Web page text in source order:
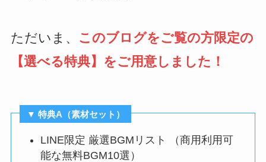
ただいま、 このブログをご覧の方限定の
【選べる特典】をご用意しました！
▼ 特典A（素材セット）
LINE限定 厳選BGMリスト （商用利用可
能な無料BGM10選）